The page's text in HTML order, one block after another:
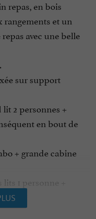
repas, en bois
rangements et un
avec une belle
sur support
lit 2 personnes +
en bout de
+ grande cabine
1 personne +